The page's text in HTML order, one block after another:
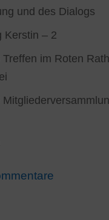
und des Dialogs
Kerstin – 2
im Roten